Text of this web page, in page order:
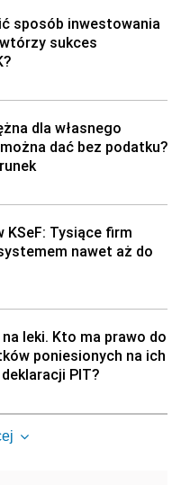
sposób inwestowania
sukces
dla własnego
dać bez podatku?
KSeF: Tysiące firm
nawet aż do
leki. Kto ma prawo do
poniesionych na ich
PIT?